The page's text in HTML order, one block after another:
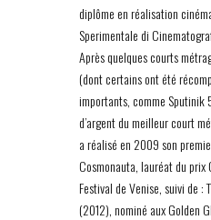
diplôme en réalisation
Sperimentale di
Après quelques courts
(dont certains ont été
importants, comme Sputinik
d’argent du meilleur court
a réalisé en 2009 son
Cosmonauta, lauréat du prix
Festival de Venise, suivi de :
(2012), nominé aux Golden